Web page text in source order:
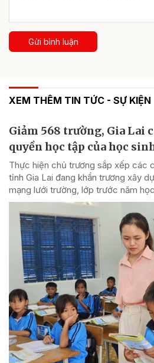
Gửi bình luận
XEM THÊM TIN TỨC - SỰ KIỆN
Giảm 568 trường, Gia Lai
quyền học tập của học
Thực hiện chủ trương sắp xếp các
tỉnh Gia Lai đang khẩn trương xây
mạng lưới trường, lớp trước năm